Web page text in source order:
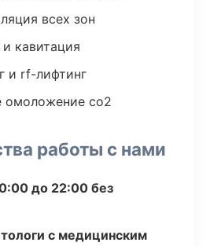
всех зон
кавитация
и rf-лифтинг
омоложение co2
работы с нами
до 22:00 без
с медицинским